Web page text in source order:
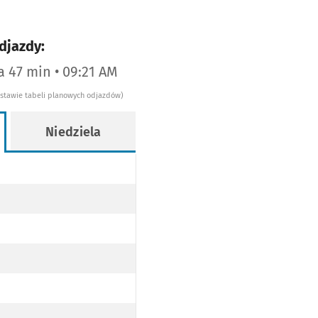
47 min • 09:21 AM
tabeli planowych odjazdów)
Niedziela